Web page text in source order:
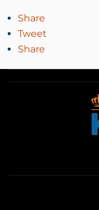
Share
Tweet
Share